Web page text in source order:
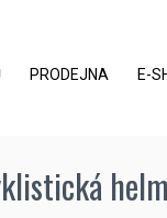
PRODEJNA E-